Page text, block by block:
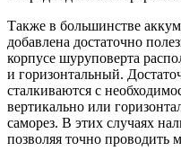
Также в большинстве
добавлена достаточно
корпусе шуруповерта
и горизонтальный.
сталкиваются с
вертикально или
саморез. В этих случаях
позволяя точно проводить